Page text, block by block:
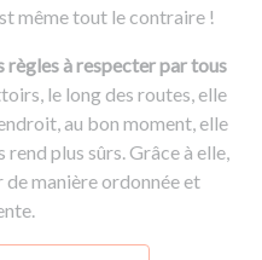
même tout le contraire !
règles à respecter par tous
le long des routes, elle
au bon moment, elle
plus sûrs. Grâce à elle,
manière ordonnée et